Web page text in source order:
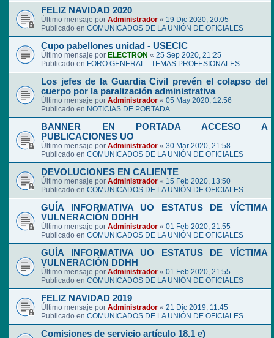
FELIZ NAVIDAD 2020
Último mensaje por Administrador « 19 Dic 2020, 20:05
Publicado en COMUNICADOS DE LA UNIÓN DE OFICIALES
Cupo pabellones unidad - USECIC
Último mensaje por ELECTRON « 25 Sep 2020, 21:25
Publicado en FORO GENERAL - TEMAS PROFESIONALES
Los jefes de la Guardia Civil prevén el colapso del
cuerpo por la paralización administrativa
Último mensaje por Administrador « 05 May 2020, 12:56
Publicado en NOTICIAS DE PORTADA
BANNER EN PORTADA ACCESO A
PUBLICACIONES UO
Último mensaje por Administrador « 30 Mar 2020, 21:58
Publicado en COMUNICADOS DE LA UNIÓN DE OFICIALES
DEVOLUCIONES EN CALIENTE
Último mensaje por Administrador « 15 Feb 2020, 13:50
Publicado en COMUNICADOS DE LA UNIÓN DE OFICIALES
GUÍA INFORMATIVA UO ESTATUS DE VÍCTIMA
VULNERACIÓN DDHH
Último mensaje por Administrador « 01 Feb 2020, 21:55
Publicado en COMUNICADOS DE LA UNIÓN DE OFICIALES
GUÍA INFORMATIVA UO ESTATUS DE VÍCTIMA
VULNERACIÓN DDHH
Último mensaje por Administrador « 01 Feb 2020, 21:55
Publicado en COMUNICADOS DE LA UNIÓN DE OFICIALES
FELIZ NAVIDAD 2019
Último mensaje por Administrador « 21 Dic 2019, 11:45
Publicado en COMUNICADOS DE LA UNIÓN DE OFICIALES
Comisiones de servicio artículo 18.1 e)